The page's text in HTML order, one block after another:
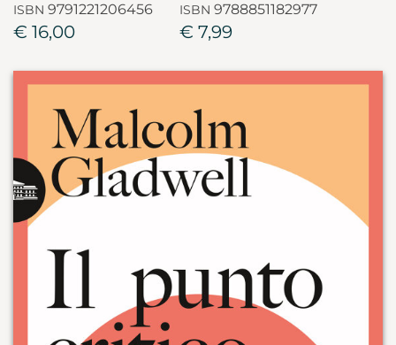
ISBN 9791221206456
€ 16,00
ISBN 9788851182977
€ 7,99